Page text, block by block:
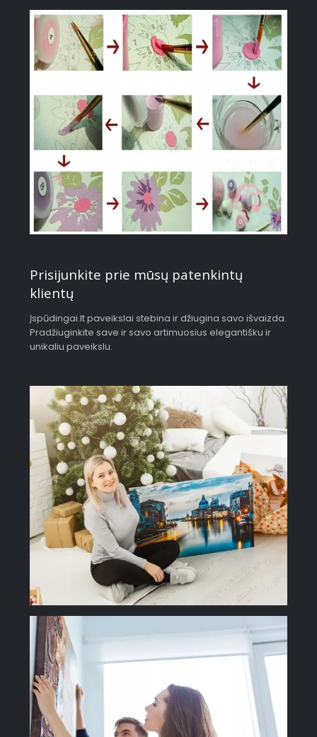
Prisijunkite prie mūsų patenkintų
klientų
Įspūdingai.lt paveikslai stebina ir džiugina savo išvaizda.
Pradžiuginkite save ir savo artimuosius elegantišku ir
unikaliu paveikslu.